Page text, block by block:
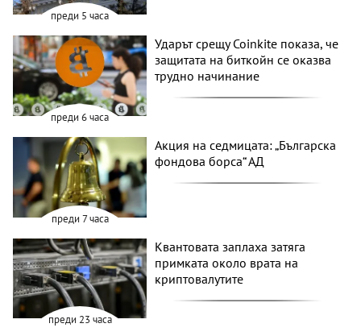
преди 5 часа
преди 6 часа
Ударът срещу Coinkite показа, че
защитата на биткойн се оказва
трудно начинание
преди 7 часа
Акция на седмицата: „Българска
фондова борса“ АД
преди 23 часа
Квантовата заплаха затяга
примката около врата на
криптовалутите